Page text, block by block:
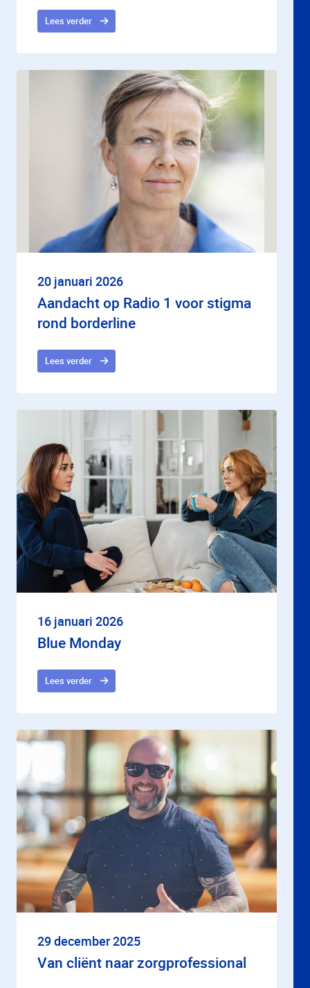
Lees verder
20 januari 2026
Aandacht op Radio 1 voor stigma
rond borderline
Lees verder
16 januari 2026
Blue Monday
Lees verder
29 december 2025
Van cliënt naar zorgprofessional